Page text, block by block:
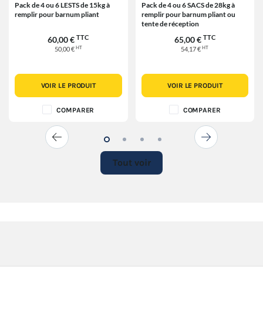
Pack de 4 ou 6 LESTS de 15kg à
remplir pour barnum pliant
60,00 € TTC
50,00 € HT
VOIR LE PRODUIT
COMPARER
Pack de 4 ou 6 SACS de 28kg à
remplir pour barnum pliant ou
tente de réception
65,00 € TTC
54,17 €HT
VOIR LE PRODUIT
COMPARER
Tout voir